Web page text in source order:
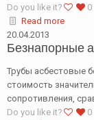
Do you like it?
0
Read more
20.04.2013
Безнапорные
Трубы асбестовые
стоимость
сопротивления,
Do you like it?
0